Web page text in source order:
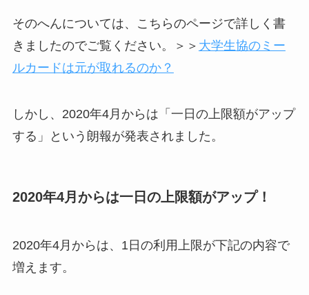
そのへんについては、こちらのページで詳しく書
きましたのでご覧ください。＞＞ 大学生協のミー
ルカードは元が取れるのか？
しかし、2020年4月からは「一日の上限額がアップ
する」という朗報が発表されました。
2020年4月からは一日の上限額がアップ！
2020年4月からは、1日の利用上限が下記の内容で
増えます。